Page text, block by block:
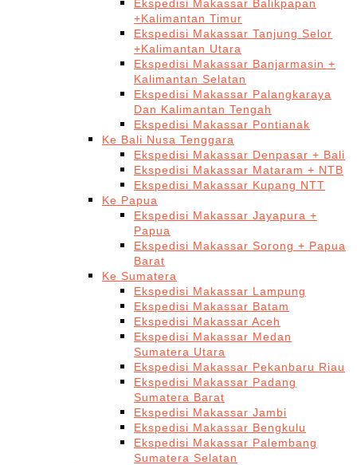
Ekspedisi Makassar Balikpapan
+Kalimantan Timur
Ekspedisi Makassar Tanjung Selor
+Kalimantan Utara
Ekspedisi Makassar Banjarmasin +
Kalimantan Selatan
Ekspedisi Makassar Palangkaraya
Dan Kalimantan Tengah
Ekspedisi Makassar Pontianak
Ke Bali Nusa Tenggara
Ekspedisi Makassar Denpasar + Bali
Ekspedisi Makassar Mataram + NTB
Ekspedisi Makassar Kupang NTT
Ke Papua
Ekspedisi Makassar Jayapura +
Papua
Ekspedisi Makassar Sorong + Papua
Barat
Ke Sumatera
Ekspedisi Makassar Lampung
Ekspedisi Makassar Batam
Ekspedisi Makassar Aceh
Ekspedisi Makassar Medan
Sumatera Utara
Ekspedisi Makassar Pekanbaru Riau
Ekspedisi Makassar Padang
Sumatera Barat
Ekspedisi Makassar Jambi
Ekspedisi Makassar Bengkulu
Ekspedisi Makassar Palembang
Sumatera Selatan